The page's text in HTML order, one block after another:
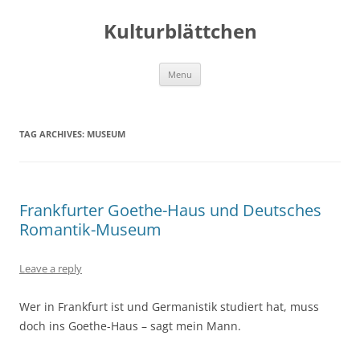
Kulturblättchen
Menu
TAG ARCHIVES: MUSEUM
Frankfurter Goethe-Haus und Deutsches
Romantik-Museum
Leave a reply
Wer in Frankfurt ist und Germanistik studiert hat, muss
doch ins Goethe-Haus – sagt mein Mann.